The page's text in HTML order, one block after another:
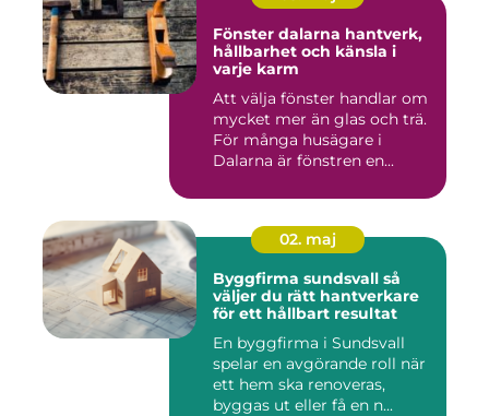
Fönster dalarna hantverk,
hållbarhet och känsla i
varje karm
Att välja fönster handlar om
mycket mer än glas och trä.
För många husägare i
Dalarna är fönstren en...
02. maj
Byggfirma sundsvall så
väljer du rätt hantverkare
för ett hållbart resultat
En byggfirma i Sundsvall
spelar en avgörande roll när
ett hem ska renoveras,
byggas ut eller få en n...